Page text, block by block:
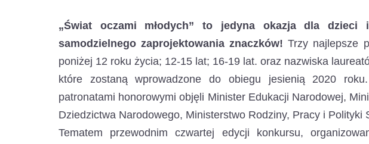
„Świat oczami młodych” to jedyna okazja dla
samodzielnego zaprojektowania znaczków! Trzy najlepsze
poniżej 12 roku życia; 12-15 lat; 16-19 lat. oraz nazwiska
które zostaną wprowadzone do obiegu jesienią 2020
patronatami honorowymi objęli Minister Edukacji Narodowej,
Dziedzictwa Narodowego, Ministerstwo Rodziny, Pracy i Polityki
Tematem przewodnim czwartej edycji konkursu,